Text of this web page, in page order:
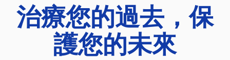
治療您的過去，保
護您的未來